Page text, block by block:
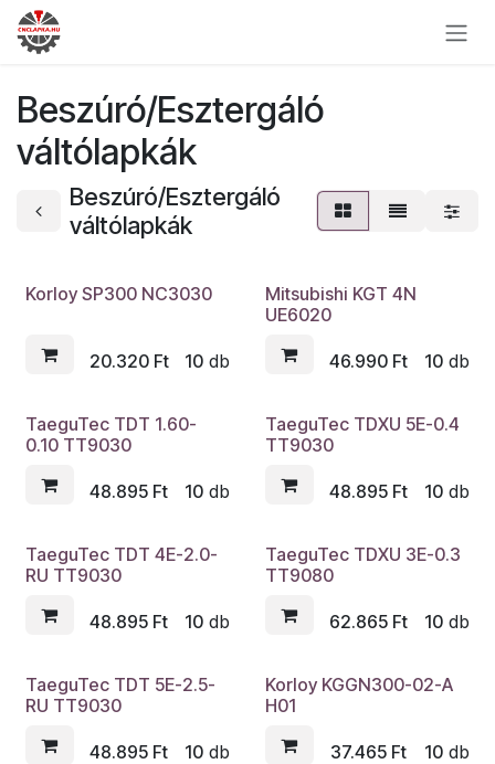
Skip to Content
Beszúró/Esztergáló
váltólapkák
Beszúró/Esztergáló
váltólapkák
Korloy SP300 NC3030
20.320Ft 10db
Mitsubishi KGT 4N
UE6020
46.990 Ft 10db
TaeguTec TDT 1.60-
0.10 TT9030
48.895 Ft 10db
TaeguTec TDXU 5E-0.4
TT9030
48.895 Ft 10db
TaeguTec TDT 4E-2.0-
RU TT9030
48.895 Ft 10db
TaeguTec TDXU 3E-0.3
TT9080
62.865 Ft 10db
TaeguTec TDT 5E-2.5-
RU TT9030
48.895 Ft 10db
Korloy KGGN300-02-A
H01
37.465 Ft 10db